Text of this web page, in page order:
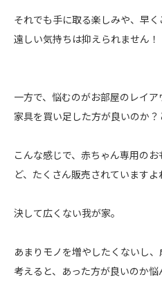
それでも手に取る楽しみや、早
遠しい気持ちは抑えられません！
一方で、悩むのがお部屋のレイ
家具を買い足した方が良いのか？
こんな感じで、赤ちゃん専用の
ど、たくさん販売されていますよ
決して広くない我が家。
あまりモノを増やしたくないし
考えると、あった方が良いのか悩